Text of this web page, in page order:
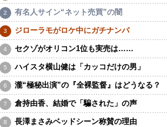
有名人サイン“ネット売買”の闇
ジローラモがロケ中にガチナンパ
セクゾがオリコン1位も実売は……
ハイスタ横山健は「カッコだけの男」
瀧“極秘出演”の『全裸監督』はどうなる？
倉持由香、結婚で「騙された」の声
長澤まさみベッドシーン称賛の理由